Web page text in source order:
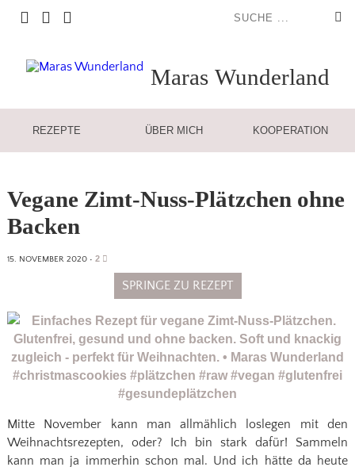
Maras Wunderland
REZEPTE ÜBER MICH KOOPERATION
Vegane Zimt-Nuss-Plätzchen ohne
Backen
15. NOVEMBER 2020• 2
SPRINGE ZU REZEPT
Mitte November kann man allmählich loslegen mit den
Weihnachtsrezepten, oder? Ich bin stark dafür! Sammeln
kann man ja immerhin schon mal. Und ich hätte da heute